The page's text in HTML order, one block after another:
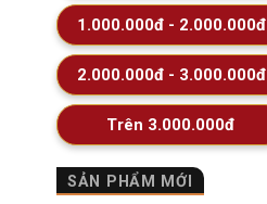
1.000.000đ - 2.000.000đ
2.000.000đ - 3.000.000đ
Trên 3.000.000đ
SẢN PHẨM MỚI